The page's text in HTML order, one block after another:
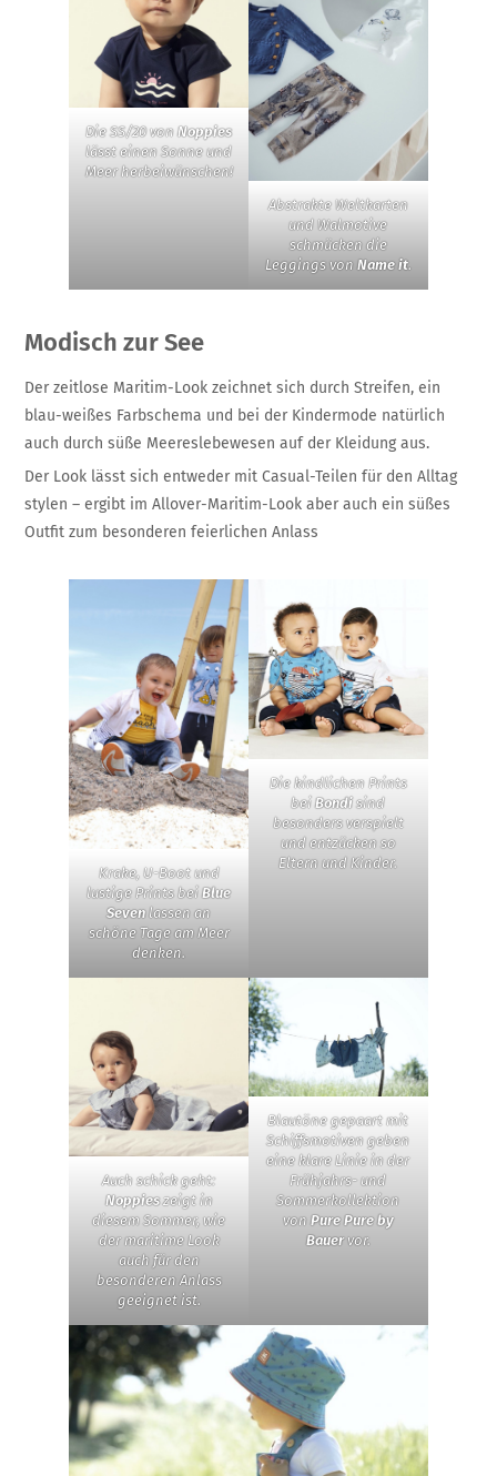
Die SS/20 vonNoppies
lässt einen Sonne und
Meer herbeiwünschen!
Abstrakte Weltkarten
und Walmotive
schmücken die
Leggings vonName it.
Modisch zur See
Der zeitlose Maritim-Look zeichnet sich durch Streifen, ein
blau-weißes Farbschema und bei der Kindermode natürlich
auch durch süße Meereslebewesen auf der Kleidung aus.
Der Look lässt sich entweder mit Casual-Teilen für den Alltag
stylen – ergibt im Allover-Maritim-Look aber auch ein süßes
Outfit zum besonderen feierlichen Anlass
Krake, U-Boot und
lustige Prints beiBlue
Sevenlassen an
schöne Tage am Meer
denken.
Die kindlichen Prints
beiBondi sind
besonders verspielt
und entzücken so
Eltern und Kinder.
Auch schick geht:
Noppieszeigt in
diesem Sommer, wie
der maritime Look
auch für den
besonderen Anlass
geeignet ist.
Blautöne gepaart mit
Schiffsmotiven geben
eine klare Linie in der
Frühjahrs- und
Sommerkollektion
von Pure Pure by
Bauervor.